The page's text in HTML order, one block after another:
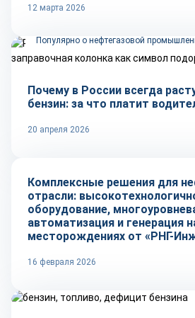
12 марта 2026
Популярно о нефтегазовой
Почему в России всегда
бензин: за что платит
20 апреля 2026
Рынок
Комплексные решения для
отрасли:
оборудование,
автоматизация и генерация
месторождениях от «РНГ-
16 февраля 2026